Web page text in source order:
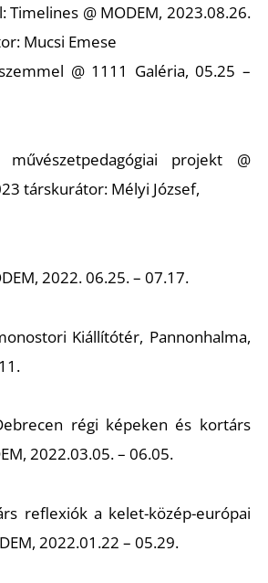
Timelines @ MODEM, 2023.08.26.
Mucsi Emese
@ 1111 Galéria, 05.25 –
projekt @
társkurátor: Mélyi József,
2022. 06.25. – 07.17.
Kiállítótér, Pannonhalma,
régi képeken és kortárs
2022.03.05. – 06.05.
reflexiók a kelet-közép-európai
2022.01.22 – 05.29.